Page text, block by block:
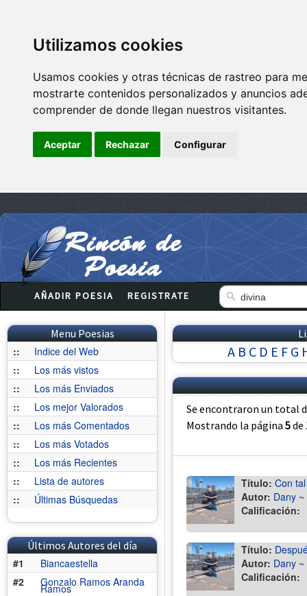
Utilizamos cookies
Usamos cookies y otras técnicas de rastreo para
mostrarte contenidos personalizados y anuncios
comprender de donde llegan nuestros visitantes.
Aceptar Rechazar Configurar
AÑADIR POESIA REGISTRATE
Menu Poesias
::
Indice del Web
::
Los más vistos
::
Los más Enviados
::
Los mejor Valorados
::
Los más Comentados
::
Los más Votados
::
Los más Recientes
::
Lista de autores
::
Últimas Búsquedas
Últimos Autores del día
#1
Biancaestella
#2
Gonzalo Ramos Aranda
Ramos
A B C D E F G
Se encontraron un total
Mostrando la página 5de
Título: Con
Autor: Dany ~
Calificación:
Título:
Autor: Dany ~
Calificación: